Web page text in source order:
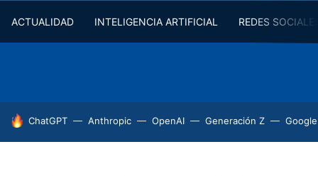
ACTUALIDAD INTELIGENCIA ARTIFICIAL REDES
HOY SE HABLA DE
ChatGPT Anthropic OpenAI Generación Z